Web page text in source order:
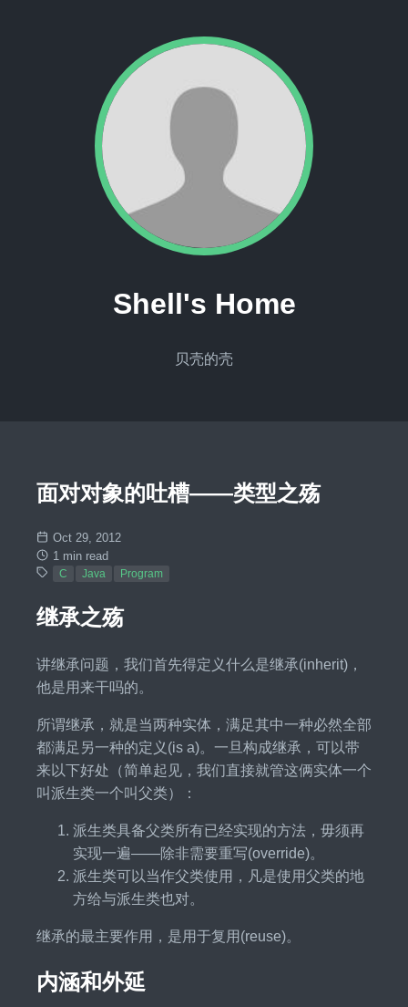
Shell's Home
贝壳的壳
面对对象的吐槽——类型之殇
Oct 29, 2012
1 min read
C Java Program
继承之殇
讲继承问题，我们首先得定义什么是继承(inherit)，
他是用来干吗的。
所谓继承，就是当两种实体，满足其中一种必然全部
都满足另一种的定义(is a)。一旦构成继承，可以带
来以下好处（简单起见，我们直接就管这俩实体一个
叫派生类一个叫父类）：
派生类具备父类所有已经实现的方法，毋须再
实现一遍——除非需要重写(override)。
派生类可以当作父类使用，凡是使用父类的地
方给与派生类也对。
继承的最主要作用，是用于复用(reuse)。
内涵和外延